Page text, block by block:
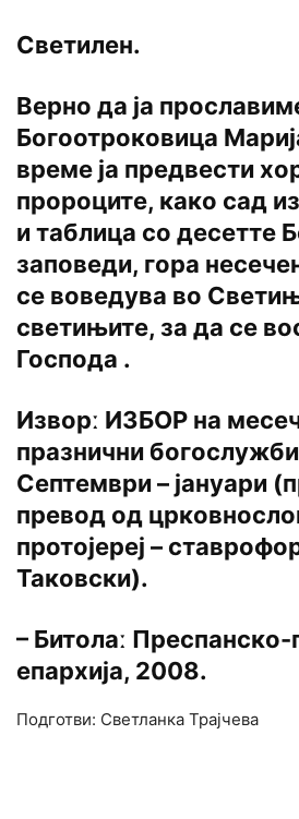
Светилен.
Верно да ја
Богоотроковица
време ја предвести
пророците, како сад
и таблица со десетте
заповеди, гора
се воведува во
светињите, за да се
Господа .
Изворː ИЗБОР на
празнични
Септември – јануари
превод од
протојереј –
Таковски).
– Битолаː Преспанско-
епархија, 2008.
Подготви: Светланка Трајчева